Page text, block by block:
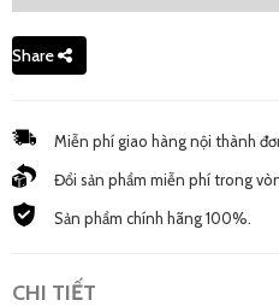
Share
Miễn phí giao hàng nội thành
Đổi sản phẩm miễn phí trong
Sản phẩm chính hãng 100%.
CHI TIẾT